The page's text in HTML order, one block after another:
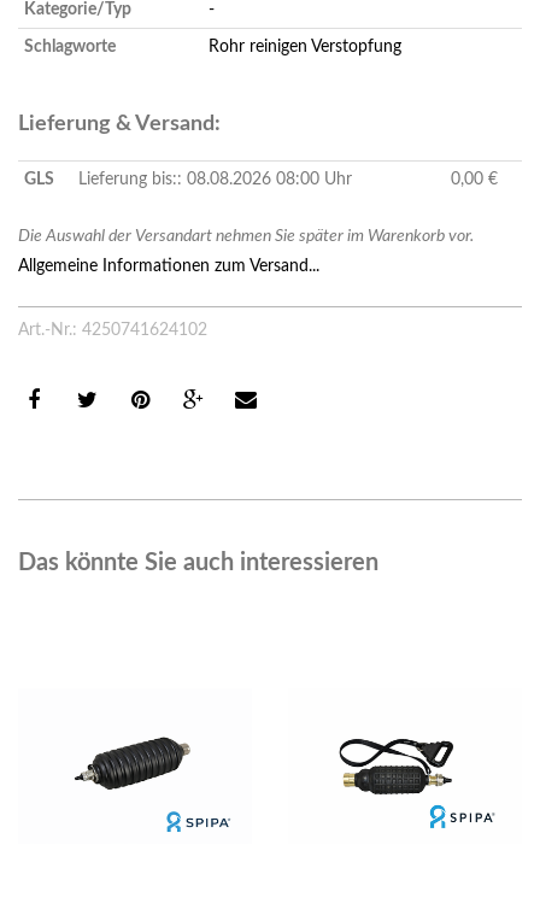
Kategorie/Typ -
Schlagworte Rohr reinigen Verstopfung
Lieferung & Versand:
GLS Lieferung bis:: 08.08.2026 08:00 Uhr 0,00 €
Die Auswahl der Versandart nehmen Sie später im Warenkorb vor.
Allgemeine Informationen zum Versand...
Art.-Nr.: 4250741624102
Das könnte Sie auch interessieren